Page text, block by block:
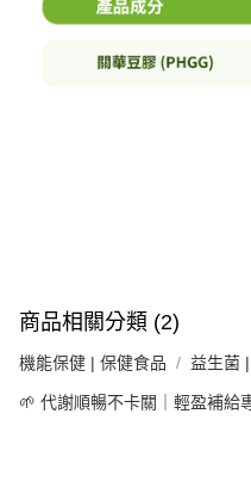
商品相關分類 (2)
機能保健 | 保健食品 益生菌
🌱 代謝順暢不卡關｜輕盈補給